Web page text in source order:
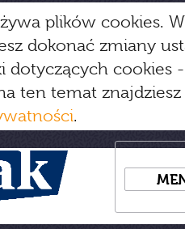
plików cookies.
dokonać zmiany
dotyczących cookies
ten temat
.